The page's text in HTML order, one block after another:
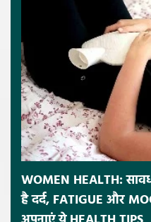
WOMEN HEALTH:
है दर्द, FATIGUE और